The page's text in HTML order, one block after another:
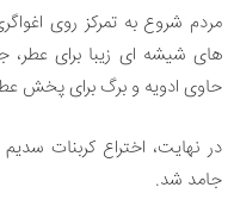
مردم شروع به تمرکز روی
های شیشه ای زیبا برای عطر،
حاوی ادویه و برگ برای پخش
در نهایت، اختراع کربنات
جامد شد.